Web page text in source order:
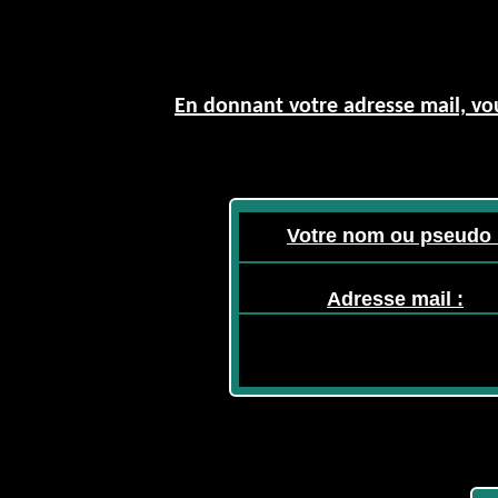
En donnant votre adresse mail,
Votre nom ou pseudo
Adresse mail :